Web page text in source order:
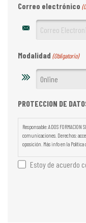
Correo electrónico
Modalidad (Obligatorio)
PROTECCION DE
Responsable: ADOS
comunicaciones. Derechos:
oposición. Más info en la Política
Estoy de acuerdo